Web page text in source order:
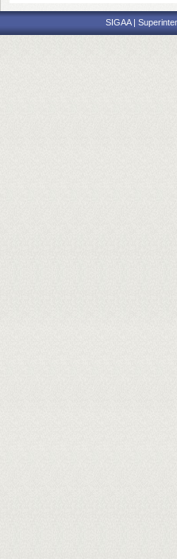
SIGAA |